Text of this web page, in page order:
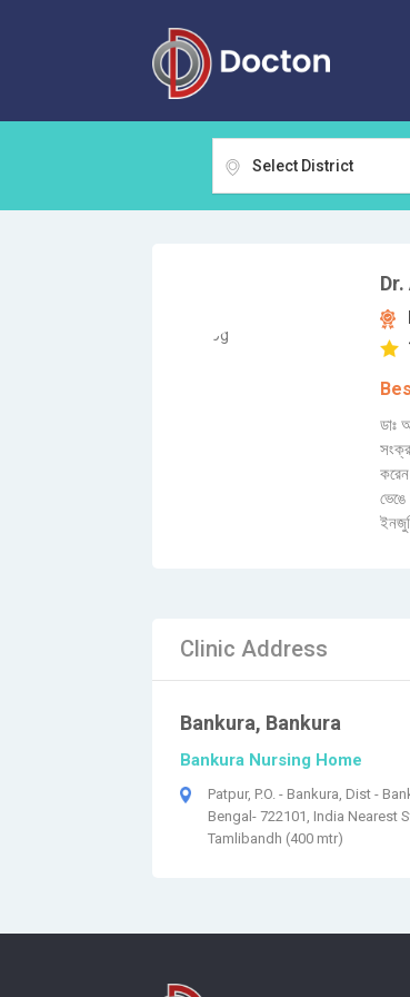
Select District
ডাঃ
ভেঙে
Clinic Address
Bankura, Bankura
Bankura Nursing Home
Patpur, P.O. - Bankura, Dist -
Bengal- 722101, India Nearest
Tamlibandh (400 mtr)